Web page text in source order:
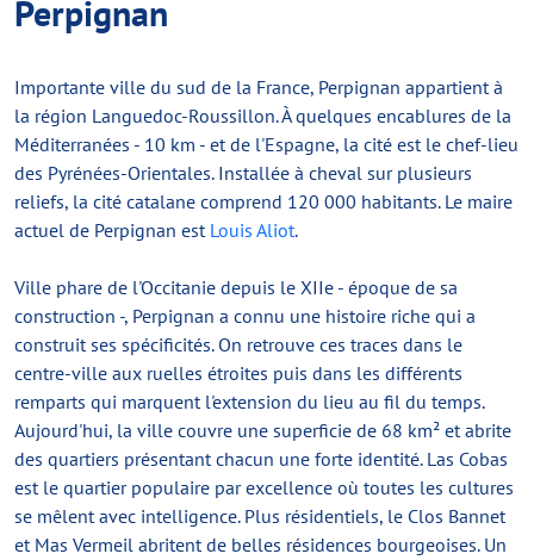
Perpignan
Importante ville du sud de la France, Perpignan appartient à
la région Languedoc-Roussillon. À quelques encablures de la
Méditerranées - 10 km - et de l'Espagne, la cité est le chef-lieu
des Pyrénées-Orientales. Installée à cheval sur plusieurs
reliefs, la cité catalane comprend 120 000 habitants. Le maire
actuel de Perpignan est Louis Aliot.
Ville phare de l'Occitanie depuis le XIIe - époque de sa
construction -, Perpignan a connu une histoire riche qui a
construit ses spécificités. On retrouve ces traces dans le
centre-ville aux ruelles étroites puis dans les différents
remparts qui marquent l'extension du lieu au fil du temps.
Aujourd'hui, la ville couvre une superficie de 68 km² et abrite
des quartiers présentant chacun une forte identité. Las Cobas
est le quartier populaire par excellence où toutes les cultures
se mêlent avec intelligence. Plus résidentiels, le Clos Bannet
et Mas Vermeil abritent de belles résidences bourgeoises. Un